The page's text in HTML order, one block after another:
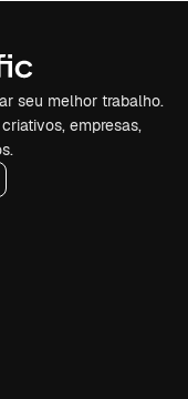
seu melhor trabalho.
empresas,